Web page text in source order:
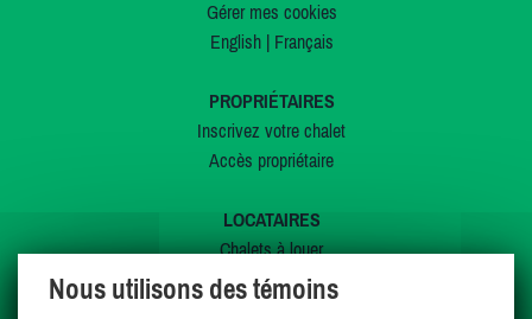
Gérer mes cookies
English| Français
PROPRIÉTAIRES
Inscrivez votre chalet
Accès propriétaire
LOCATAIRES
Chalets à louer
Chalets à vendre
Nous utilisons des témoins